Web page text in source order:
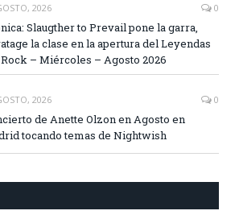
2026 0
Slaugther to Prevail pone la garra,
la clase en la apertura del Leyendas
– Miércoles – Agosto 2026
2026 0
de Anette Olzon en Agosto en
tocando temas de Nightwish